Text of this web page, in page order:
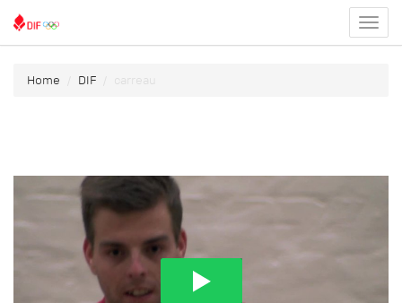
menu
Home DIF carreau